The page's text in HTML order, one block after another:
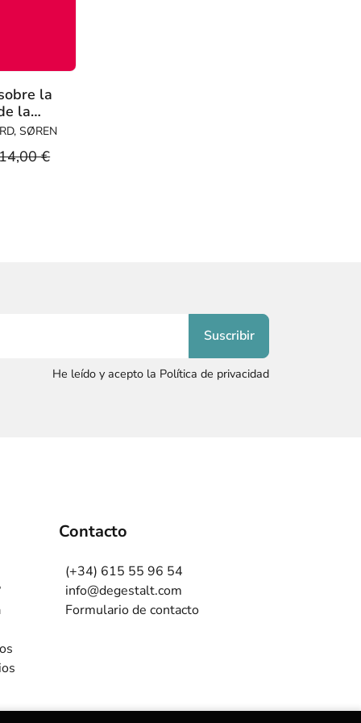
la
la
de F.
SØREN
€
He leído y acepto la Política de privacidad
Contacto
(+34) 615 55 96 54
info@degestalt.com
Formulario de contacto